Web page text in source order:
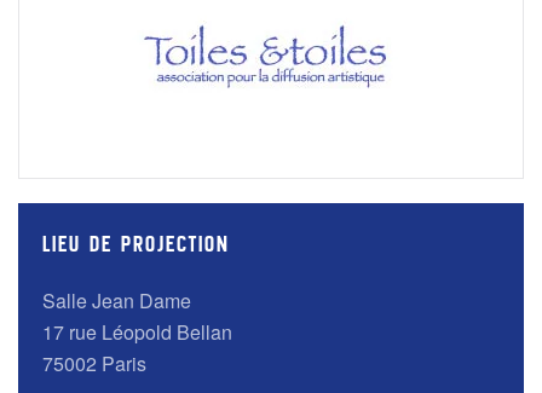
LIEU DE PROJECTION
Salle Jean Dame
17 rue Léopold Bellan
75002 Paris